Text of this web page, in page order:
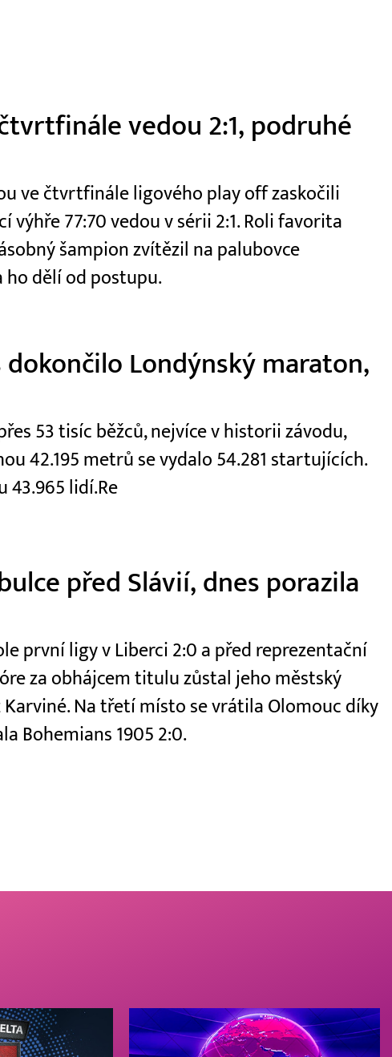
vedou 2:1, podruhé
ve čtvrtfinále ligového play off zaskočili
77:70 vedou v sérii 2:1. Roli favorita
šampion zvítězil na palubovce
ho dělí od postupu.
Londýnský maraton,
53 tisíc běžců, nejvíce v historii závodu,
42.195 metrů se vydalo 54.281 startujících.
43.965 lidí.Re
před Slávií, dnes porazila
první ligy v Liberci 2:0 a před reprezentační
za obhájcem titulu zůstal jeho městský
Karviné. Na třetí místo se vrátila Olomouc díky
Bohemians 1905 2:0.